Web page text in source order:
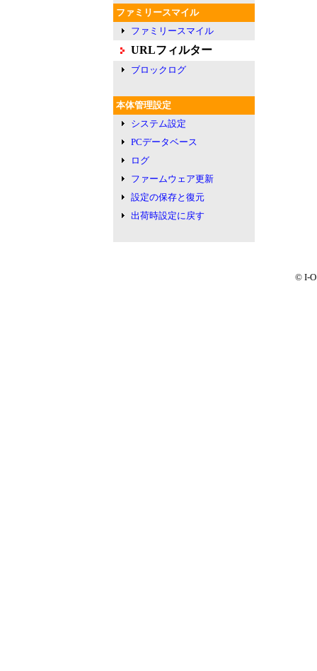
ファミリースマイル
ファミリースマイル
URLフィルター
ブロックログ
本体管理設定
システム設定
PCデータベース
ログ
ファームウェア更新
設定の保存と復元
出荷時設定に戻す
© I-O